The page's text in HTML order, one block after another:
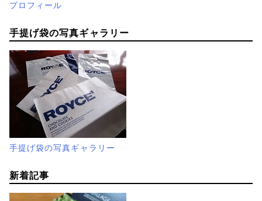
プロフィール
手提げ袋の写真ギャラリー
手提げ袋の写真ギャラリー
新着記事